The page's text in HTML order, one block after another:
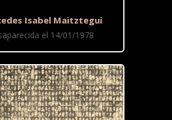
Isabel Maitztegui
el 14/01/1978